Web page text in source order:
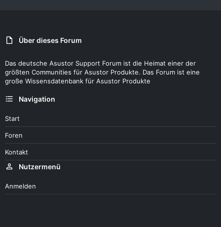
Über dieses Forum
Das deutsche Asustor Support Forum ist die Heimat einer der
größten Communities für Asustor Produkte. Das Forum ist eine
große Wissensdatenbank für Asustor Produkte
Navigation
Start
Foren
Kontakt
Nutzermenü
Anmelden